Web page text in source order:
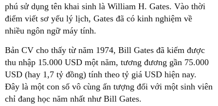
phú sử dụng tên khai sinh là William H. Gates. Vào thời
điểm viết sơ yếu lý lịch, Gates đã có kinh nghiệm về
nhiều ngôn ngữ máy tính.
Bản CV cho thấy từ năm 1974, Bill Gates đã kiếm được
thu nhập 15.000 USD một năm, tương đương gần 75.000
USD (hay 1,7 tỷ đồng) tính theo tỷ giá USD hiện nay.
Đây là một con số vô cùng ấn tượng đối với một sinh viên
chỉ đang học năm nhất như Bill Gates.